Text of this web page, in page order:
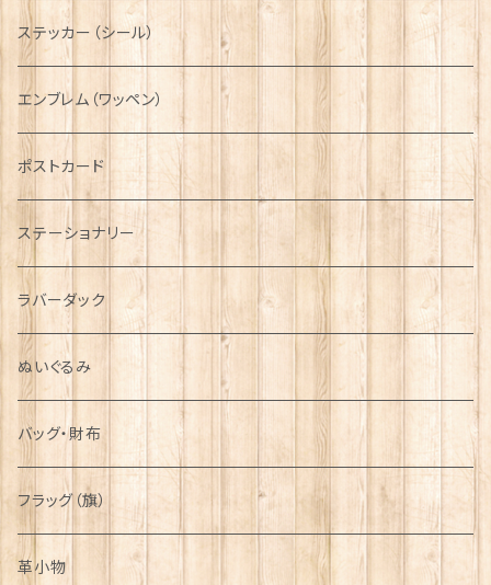
ニット帽
ボタンラップマフラー【Aran Traditions】
ファッションマスク
その他テーブルウェア
動物＆植物
国旗＆紋章
音楽＆楽器
運動＆人物
シンボル
NAVY
AIRFORCE
ARMY
ピューター
ステッカー（シール）
エンブレム（ワッペン）
ポストカード
ステーショナリー
ラバーダック
ぬいぐるみ
バッグ・財布
フラッグ（旗）
革小物